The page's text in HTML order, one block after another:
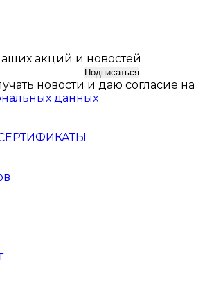
акций и новостей
Подписаться
новости и даю согласие на
данных